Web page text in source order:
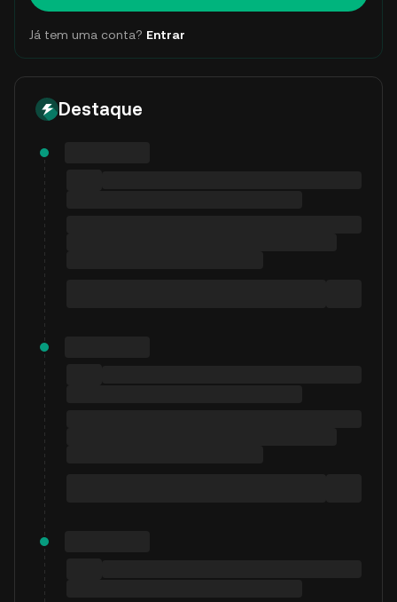
Já tem uma conta? Entrar
Destaque